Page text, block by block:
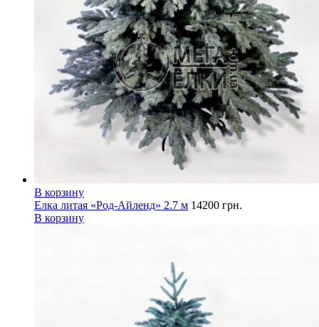
В корзину
Елка литая «Род-Айленд» 2.7 м 14200 грн.
В корзину